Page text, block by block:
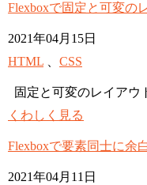
Flexboxで固定と可変の
2021年04月15日
HTML
CSS
固定と可変のレイアウ
くわしく見る
Flexboxで要素同士に余
2021年04月11日